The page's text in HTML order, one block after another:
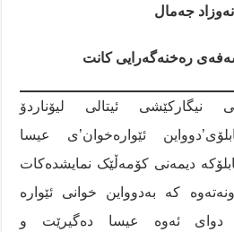
جەمال
رەخنەگەرایی کانت
نیگارکێشی ئیتالی لیۆناردۆ
1498) تابلۆی’دوواین ئێوارەخوان’ی عیسا
دیمەنی کۆمەڵێک نمایشدەکات
کە بەدوواین خوانی ئێوارە
دوای ئەوە عیسا دەگیرێت و